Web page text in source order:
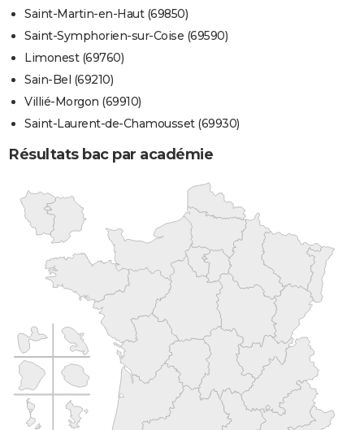
Saint-Martin-en-Haut (69850)
Saint-Symphorien-sur-Coise (69590)
Limonest (69760)
Sain-Bel (69210)
Villié-Morgon (69910)
Saint-Laurent-de-Chamousset (69930)
Résultats bac par académie